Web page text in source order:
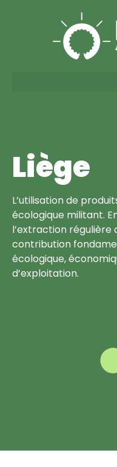
Liège
L’utilisation de
écologique militant.
l’extraction régulière
contribution
écologique,
d’exploitation.